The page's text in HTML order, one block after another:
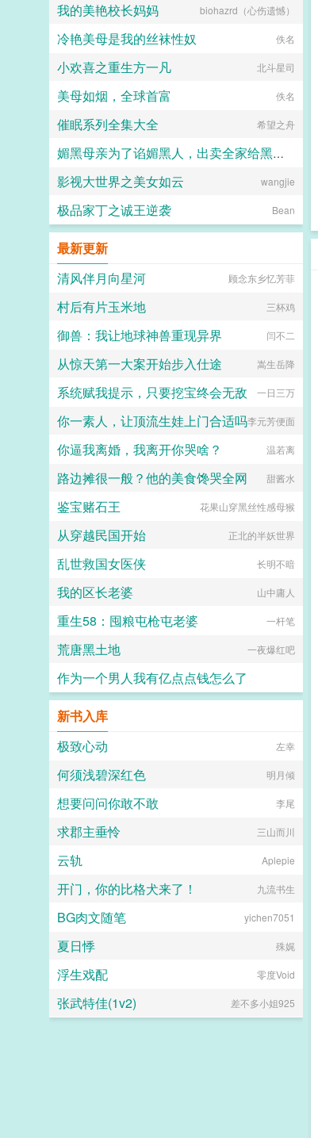
我的美艳校长妈妈 biohazrd（心伤遗憾）
冷艳美母是我的丝袜性奴 佚名
小欢喜之重生方一凡 北斗星司
美母如烟，全球首富 佚名
催眠系列全集大全 希望之舟
媚黑母亲为了谄媚黑人，出卖全家给黑人当性奴
catmilf
影视大世界之美女如云 wangjie
极品家丁之诚王逆袭 Bean
最新更新
清风伴月向星河
顾念东乡忆芳菲
村后有片玉米地 三杯鸡
御兽：我让地球神兽重现异界 闫不二
从惊天第一大案开始步入仕途 嵩生岳降
系统赋我提示，只要挖宝终会无敌 一日三万
你一素人，让顶流生娃上门合适吗李元芳便面
你逼我离婚，我离开你哭啥？ 温若离
路边摊很一般？他的美食馋哭全网 甜酱水
鉴宝赌石王 花果山穿黑丝性感母猴
从穿越民国开始 正北的半妖世界
乱世救国女医侠 长明不暗
我的区长老婆 山中庸人
重生58：囤粮屯枪屯老婆 一杆笔
荒唐黑土地 一夜爆红吧
作为一个男人我有亿点点钱怎么了
新书入库
极致心动
左幸
何须浅碧深红色 明月倾
想要问问你敢不敢 李尾
求郡主垂怜 三山而川
云轨 Aplepie
开门，你的比格犬来了！ 九流书生
BG肉文随笔 yichen7051
夏日悸 殊娓
浮生戏配 零度Void
张武特佳(1v2) 差不多小姐925